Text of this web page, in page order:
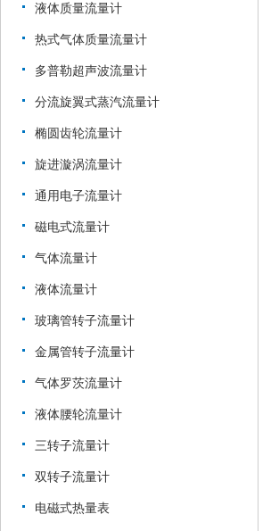
液体质量流量计
热式气体质量流量计
多普勒超声波流量计
分流旋翼式蒸汽流量计
椭圆齿轮流量计
旋进漩涡流量计
通用电子流量计
磁电式流量计
气体流量计
液体流量计
玻璃管转子流量计
金属管转子流量计
气体罗茨流量计
液体腰轮流量计
三转子流量计
双转子流量计
电磁式热量表